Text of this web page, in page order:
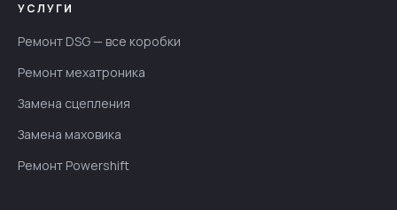
УСЛУГИ
Ремонт DSG — все коробки
Ремонт мехатроника
Замена сцепления
Замена маховика
Ремонт Powershift